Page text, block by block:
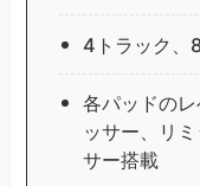
4トラック、
各パッドの
ッサー、リ
サー搭載